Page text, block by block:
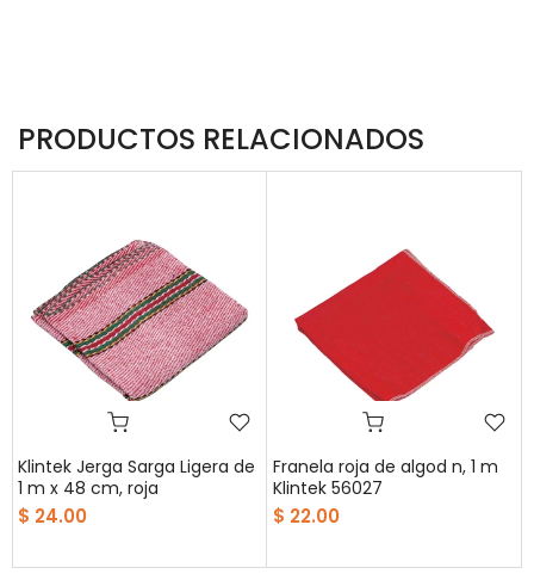
PRODUCTOS RELACIONADOS
Klintek Jerga Sarga Ligera de
1 m x 48 cm, roja
$ 24.00
Franela roja de algod n, 1 m
Klintek 56027
$ 22.00